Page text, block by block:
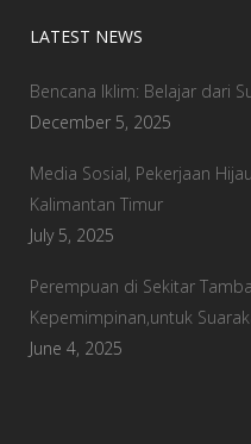
LATEST NEWS
Bencana Iklim: Belajar dari
December 5, 2025
Media Sosial, Pekerjaan
Kalimantan Timur
July 5, 2025
Perempuan di Sekitar
Kepemimpinan,untuk
June 4, 2025